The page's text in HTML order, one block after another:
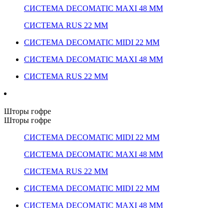
СИСТЕМА DECOMATIC MAXI 48 ММ
СИСТЕМА RUS 22 ММ
СИСТЕМА DECOMATIC MIDI 22 ММ
СИСТЕМА DECOMATIC MAXI 48 ММ
СИСТЕМА RUS 22 ММ
Шторы гофре
Шторы гофре
СИСТЕМА DECOMATIC MIDI 22 ММ
СИСТЕМА DECOMATIC MAXI 48 ММ
СИСТЕМА RUS 22 ММ
СИСТЕМА DECOMATIC MIDI 22 ММ
СИСТЕМА DECOMATIC MAXI 48 ММ